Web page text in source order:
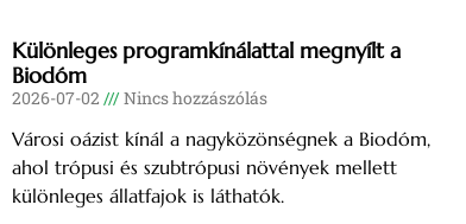
Különleges programkínálattal megnyílt a
Biodóm
2026-07-02 Nincs hozzászólás
Városi oázist kínál a nagyközönségnek a Biodóm,
ahol trópusi és szubtrópusi növények mellett
különleges állatfajok is láthatók.